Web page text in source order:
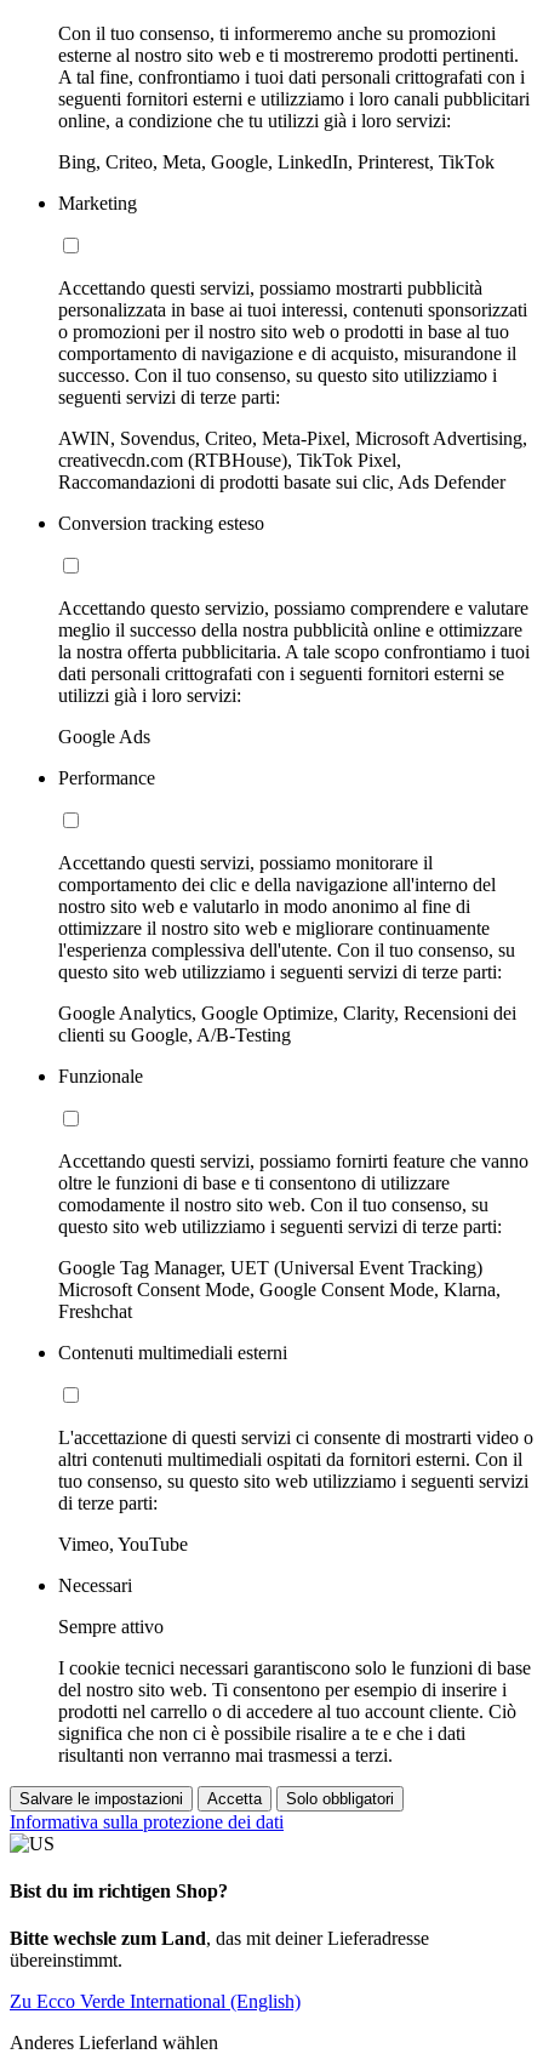
Con il tuo consenso, ti informeremo anche su promozioni
esterne al nostro sito web e ti mostreremo prodotti pertinenti.
A tal fine, confrontiamo i tuoi dati personali crittografati con i
seguenti fornitori esterni e utilizziamo i loro canali pubblicitari
online, a condizione che tu utilizzi già i loro servizi:
Bing, Criteo, Meta, Google, LinkedIn, Printerest, TikTok
Marketing
Accettando questi servizi, possiamo mostrarti pubblicità
personalizzata in base ai tuoi interessi, contenuti sponsorizzati
o promozioni per il nostro sito web o prodotti in base al tuo
comportamento di navigazione e di acquisto, misurandone il
successo. Con il tuo consenso, su questo sito utilizziamo i
seguenti servizi di terze parti:
AWIN, Sovendus, Criteo, Meta-Pixel, Microsoft Advertising,
creativecdn.com (RTBHouse), TikTok Pixel,
Raccomandazioni di prodotti basate sui clic, Ads Defender
Conversion tracking esteso
Accettando questo servizio, possiamo comprendere e valutare
meglio il successo della nostra pubblicità online e ottimizzare
la nostra offerta pubblicitaria. A tale scopo confrontiamo i tuoi
dati personali crittografati con i seguenti fornitori esterni se
utilizzi già i loro servizi:
Google Ads
Performance
Accettando questi servizi, possiamo monitorare il
comportamento dei clic e della navigazione all'interno del
nostro sito web e valutarlo in modo anonimo al fine di
ottimizzare il nostro sito web e migliorare continuamente
l'esperienza complessiva dell'utente. Con il tuo consenso, su
questo sito web utilizziamo i seguenti servizi di terze parti:
Google Analytics, Google Optimize, Clarity, Recensioni dei
clienti su Google, A/B-Testing
Funzionale
Accettando questi servizi, possiamo fornirti feature che vanno
oltre le funzioni di base e ti consentono di utilizzare
comodamente il nostro sito web. Con il tuo consenso, su
questo sito web utilizziamo i seguenti servizi di terze parti:
Google Tag Manager, UET (Universal Event Tracking)
Microsoft Consent Mode, Google Consent Mode, Klarna,
Freshchat
Contenuti multimediali esterni
L'accettazione di questi servizi ci consente di mostrarti video o
altri contenuti multimediali ospitati da fornitori esterni. Con il
tuo consenso, su questo sito web utilizziamo i seguenti servizi
di terze parti:
Vimeo, YouTube
Necessari
Sempre attivo
I cookie tecnici necessari garantiscono solo le funzioni di base
del nostro sito web. Ti consentono per esempio di inserire i
prodotti nel carrello o di accedere al tuo account cliente. Ciò
significa che non ci è possibile risalire a te e che i dati
risultanti non verranno mai trasmessi a terzi.
Salvare le impostazioni Accetta Solo obbligatori
Informativa sulla protezione dei dati
Bist du im richtigen Shop?
Bitte wechsle zum Land, das mit deiner Lieferadresse
übereinstimmt.
Zu Ecco Verde International (English)
Anderes Lieferland wählen